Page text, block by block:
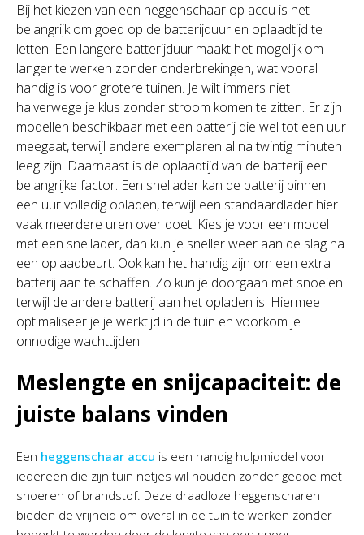
Bij het kiezen van een heggenschaar op accu is het
belangrijk om goed op de batterijduur en oplaadtijd te
letten. Een langere batterijduur maakt het mogelijk om
langer te werken zonder onderbrekingen, wat vooral
handig is voor grotere tuinen. Je wilt immers niet
halverwege je klus zonder stroom komen te zitten. Er zijn
modellen beschikbaar met een batterij die wel tot een uur
meegaat, terwijl andere exemplaren al na twintig minuten
leeg zijn. Daarnaast is de oplaadtijd van de batterij een
belangrijke factor. Een snellader kan de batterij binnen
een uur volledig opladen, terwijl een standaardlader hier
vaak meerdere uren over doet. Kies je voor een model
met een snellader, dan kun je sneller weer aan de slag na
een oplaadbeurt. Ook kan het handig zijn om een extra
batterij aan te schaffen. Zo kun je doorgaan met snoeien
terwijl de andere batterij aan het opladen is. Hiermee
optimaliseer je je werktijd in de tuin en voorkom je
onnodige wachttijden.
Meslengte en snijcapaciteit: de
juiste balans vinden
Een heggenschaar accu is een handig hulpmiddel voor
iedereen die zijn tuin netjes wil houden zonder gedoe met
snoeren of brandstof. Deze draadloze heggenscharen
bieden de vrijheid om overal in de tuin te werken zonder